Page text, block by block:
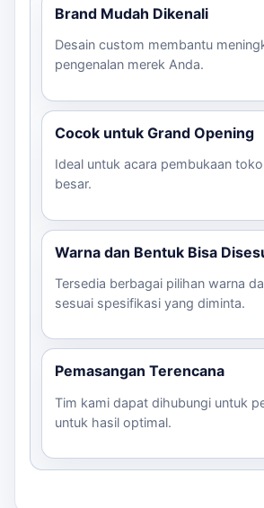
Brand Mudah Dikenali
Desain custom membantu
pengenalan merek Anda.
Cocok untuk Grand Opening
Ideal untuk acara pembukaan
besar.
Warna dan Bentuk Bisa
Tersedia berbagai pilihan warna
sesuai spesifikasi yang diminta.
Pemasangan Terencana
Tim kami dapat dihubungi untuk
untuk hasil optimal.